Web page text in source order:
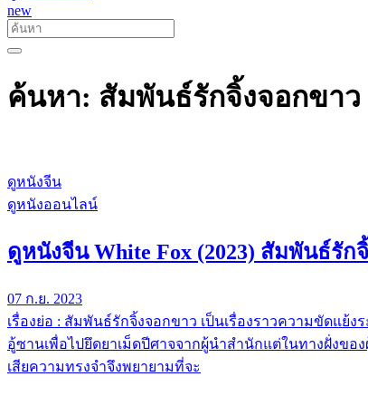
new
ค้นหา: สัมพันธ์รักจิ้งจอกขาว
ดูหนังจีน
ดูหนังออนไลน์
ดูหนังจีน White Fox (2023) สัมพันธ์รัก
07 ก.ย. 2023
เรื่องย่อ : สัมพันธ์รักจิ้งจอกขาว เป็นเรื่องราวความขัดแ
อู้ซานเพื่อไปยึดยาเม็ดปีศาจจากผู้นำสำนักแต่ในทางฝั่งข
เสียความทรงจำจึงพยายามที่จะ